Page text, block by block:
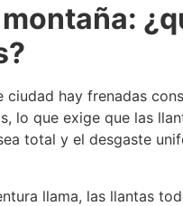
ciudad hay frenadas
lo que exige que las
total y el desgaste
llama, las llantas